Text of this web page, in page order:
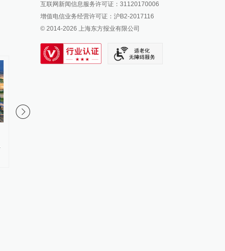
派生万物开放平台
IP SHANGHAI
SIXTH TONE
互联网新闻信息服务许可证：31120170006
增值电信业务经营许可证：沪B2-2017116
© 2014-2026 上海东方报业有限公司